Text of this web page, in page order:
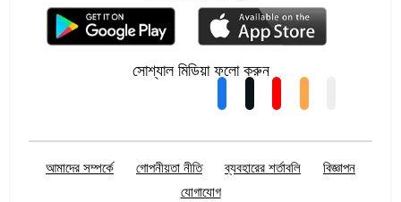
সোশ্যাল মিডিয়া ফলো করুন
আমাদের সম্পর্কে গোপনীয়তা নীতি ব্যবহারের শর্তাবলি
বিজ্ঞাপন
যোগাযোগ